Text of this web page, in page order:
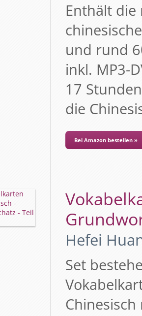
Enthält
und rund
inkl. MP3-
17
die
Bei Amazon bestellen »
Hefei
Set